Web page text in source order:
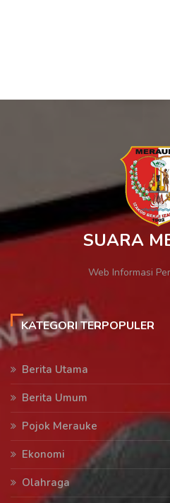
SUARA
Web Informasi
KATEGORI TERPOPULER
Berita Utama
Berita Umum
Pojok Merauke
Ekonomi
Olahraga